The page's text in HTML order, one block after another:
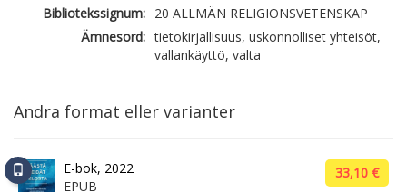
Bibliotekssignum: 20 ALLMÄN RELIGIONSVETENSKAP
Ämnesord: tietokirjallisuus, uskonnolliset yhteisöt,
vallankäyttö, valta
Andra format eller varianter
E-bok, 2022
EPUB
33,10 €